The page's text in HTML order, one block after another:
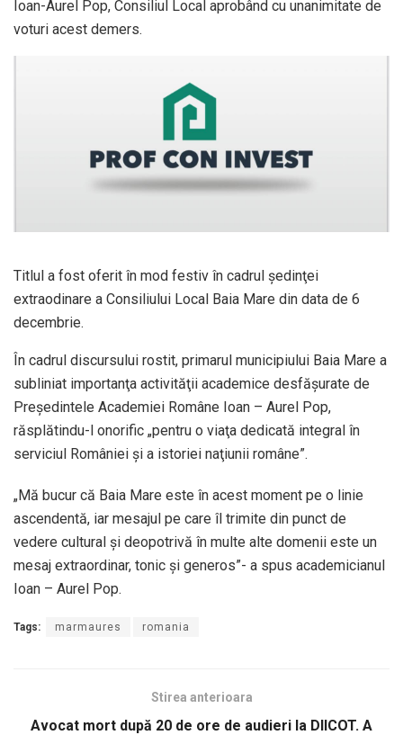
Ioan-Aurel Pop, Consiliul Local aprobând cu unanimitate de
voturi acest demers.
Titlul a fost oferit în mod festiv în cadrul şedinţei
extraodinare a Consiliului Local Baia Mare din data de 6
decembrie.
În cadrul discursului rostit, primarul municipiului Baia Mare a
subliniat importanţa activităţii academice desfăşurate de
Preşedintele Academiei Române Ioan – Aurel Pop,
răsplătindu-l onorific „pentru o viaţa dedicată integral în
serviciul României şi a istoriei naţiunii române”.
„Mă bucur că Baia Mare este în acest moment pe o linie
ascendentă, iar mesajul pe care îl trimite din punct de
vedere cultural şi deopotrivă în multe alte domenii este un
mesaj extraordinar, tonic şi generos”- a spus academicianul
Ioan – Aurel Pop.
Tags: marmaures romania
Stirea anterioara
Avocat mort după 20 de ore de audieri la DIICOT. A